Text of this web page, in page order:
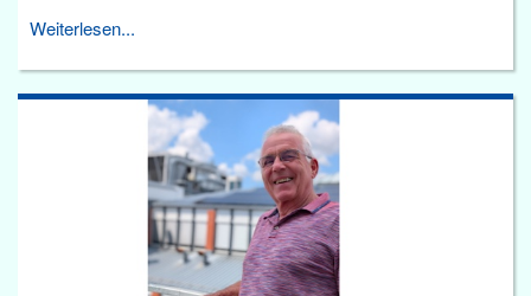
Weiterlesen...